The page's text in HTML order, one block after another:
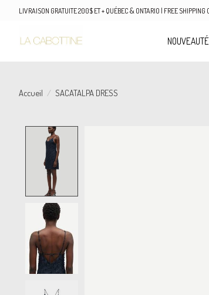
LIVRAISON GRATUITE 200$ ET + QUÉBEC & ONTARIO | FREE
Accueil / SACATALPA DRESS